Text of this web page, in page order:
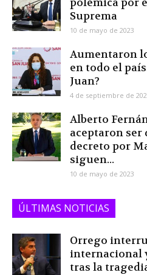
Suprema
10 de mayo de 2023
Aumentaron
en todo el
Juan?
4 de septiembre de
Alberto
aceptaron ser
decreto por
siguen...
10 de mayo de 2023
ÚLTIMAS NOTICIAS
Orrego
internacional
tras la